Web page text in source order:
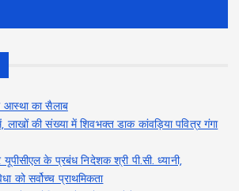
आस्था का सैलाब
लाखों की संख्या में शिवभक्त डाक कांवड़िया पवित्र गंगा
के प्रबंध निदेशक श्री पी.सी. ध्यानी,
को सर्वोच्च प्राथमिकता